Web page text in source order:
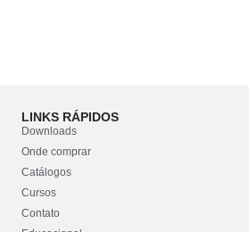
LINKS RÁPIDOS
Downloads
Onde comprar
Catálogos
Cursos
Contato